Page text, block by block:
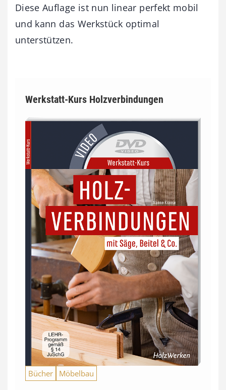
Diese Auflage ist nun linear perfekt mobil
und kann das Werkstück optimal
unterstützen.
Werkstatt-Kurs Holzverbindungen
Bücher Möbelbau